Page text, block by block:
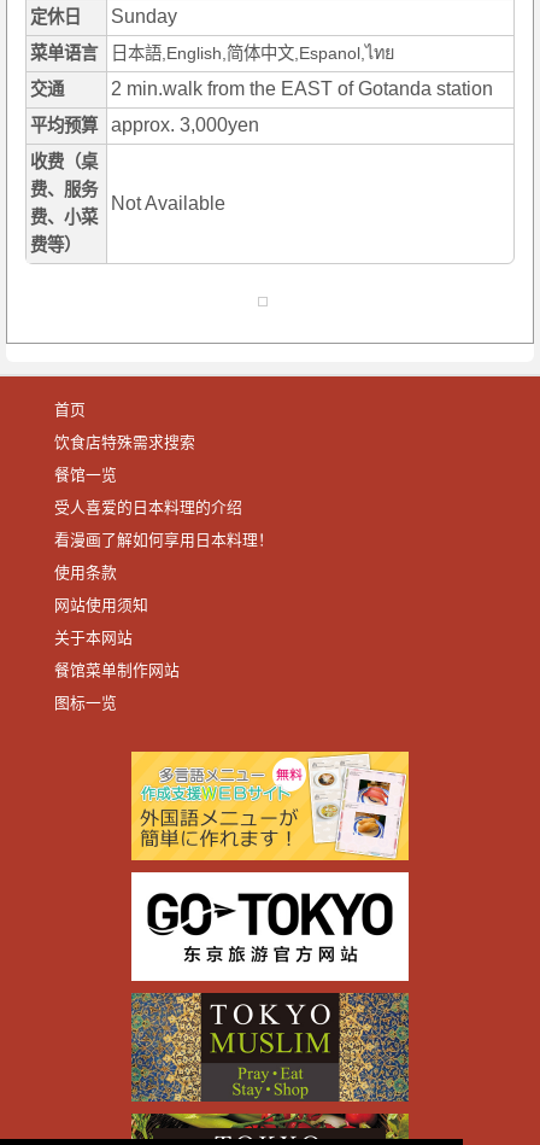
定休日 Sunday
菜单语言
日本語,English,简体中文,Espanol,ไทย
交通
2 min.walk from the EAST of Gotanda station
平均预算 approx. 3,000yen
收费（桌
费、服务
费、小菜
费等）
Not Available
首页
饮食店特殊需求搜索
餐馆一览
受人喜爱的日本料理的介绍
看漫画了解如何享用日本料理！
使用条款
网站使用须知
关于本网站
餐馆菜单制作网站
图标一览